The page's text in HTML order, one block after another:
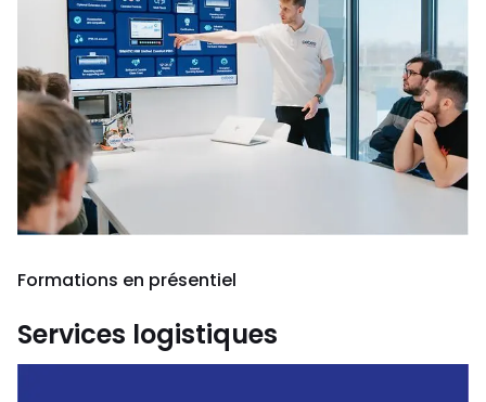
Formations en présentiel
Services logistiques